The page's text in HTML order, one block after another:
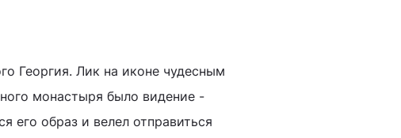
Георгия. Лик на иконе чудесным
монастыря было видение -
его образ и велел отправиться